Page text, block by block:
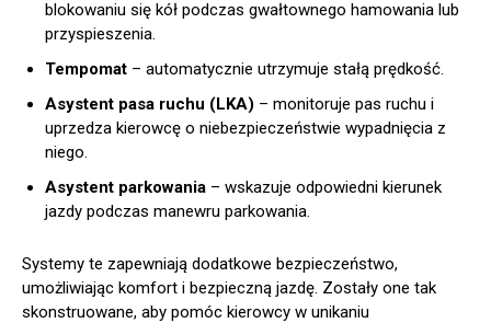
blokowaniu się kół podczas gwałtownego hamowania lub
przyspieszenia.
Tempomat – automatycznie utrzymuje stałą prędkość.
Asystent pasa ruchu (LKA) – monitoruje pas ruchu i
uprzedza kierowcę o niebezpieczeństwie wypadnięcia z
niego.
Asystent parkowania – wskazuje odpowiedni kierunek
jazdy podczas manewru parkowania.
Systemy te zapewniają dodatkowe bezpieczeństwo,
umożliwiając komfort i bezpieczną jazdę. Zostały one tak
skonstruowane, aby pomóc kierowcy w unikaniu